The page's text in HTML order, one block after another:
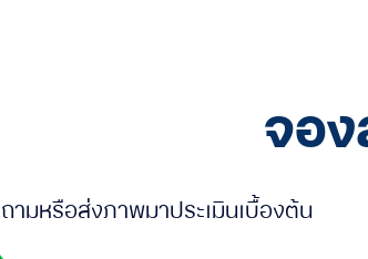
จอง
มหรือส่งภาพมาประเมินเบื้องต้น